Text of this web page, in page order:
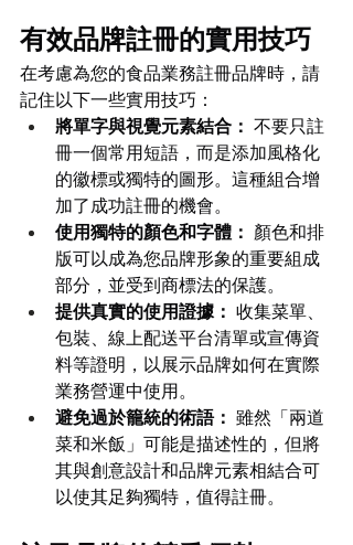
有效品牌註冊的實用技巧
在考慮為您的食品業務註冊品牌時，請
記住以下一些實用技巧：
將單字與視覺元素結合： 不要只註
冊一個常用短語，而是添加風格化
的徽標或獨特的圖形。這種組合增
加了成功註冊的機會。
使用獨特的顏色和字體：
顏色和排
版可以成為您品牌形象的重要組成
部分，並受到商標法的保護。
提供真實的使用證據： 收集菜單、
包裝、線上配送平台清單或宣傳資
料等證明，以展示品牌如何在實際
業務營運中使用。
避免過於籠統的術語： 雖然「兩道
菜和米飯」可能是描述性的，但將
其與創意設計和品牌元素相結合可
以使其足夠獨特，值得註冊。